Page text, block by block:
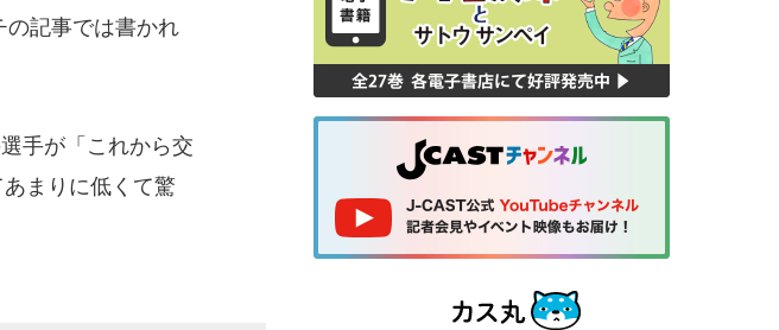
の記事では書かれ
手が「これから交
まりに低くて驚